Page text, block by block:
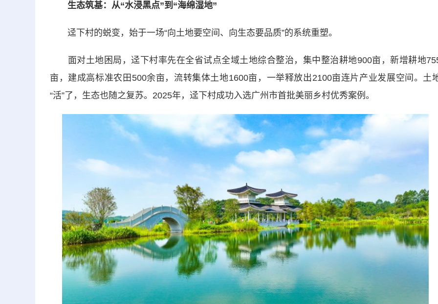
生态筑基：从“水浸黑点”到“海绵湿地”
迳下村的蜕变，始于一场“向土地要空间、向生态要品质”的系统重塑。
面对土地困局，迳下村率先在全省试点全域土地综合整治，集中整治耕地900亩，新增耕地
亩，建成高标准农田500余亩，流转集体土地1600亩，一举释放出2100亩连片产业发展空间。土
“活”了，生态也随之复苏。2025年，迳下村成功入选广州市首批美丽乡村优秀案例。